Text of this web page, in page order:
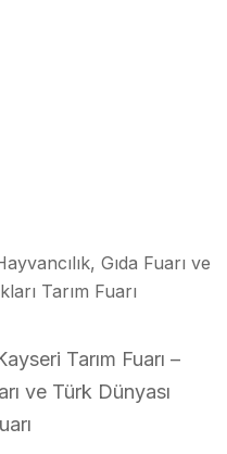
Gıda Fuarı ve
Tarım Fuarı
Tarım Fuarı –
ve Türk Dünyası